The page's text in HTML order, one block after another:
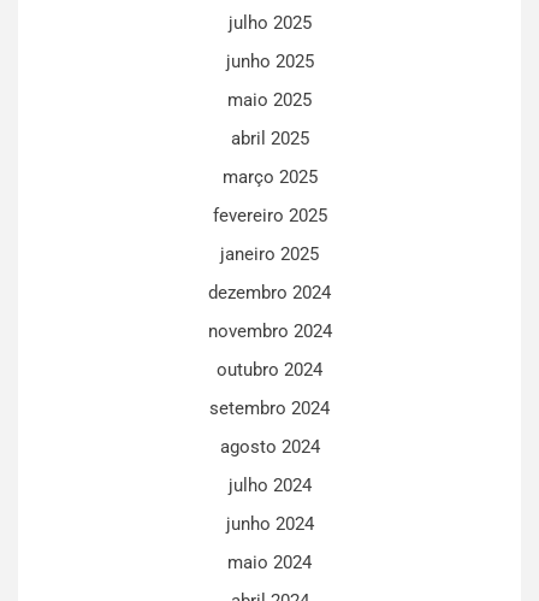
julho 2025
junho 2025
maio 2025
abril 2025
março 2025
fevereiro 2025
janeiro 2025
dezembro 2024
novembro 2024
outubro 2024
setembro 2024
agosto 2024
julho 2024
junho 2024
maio 2024